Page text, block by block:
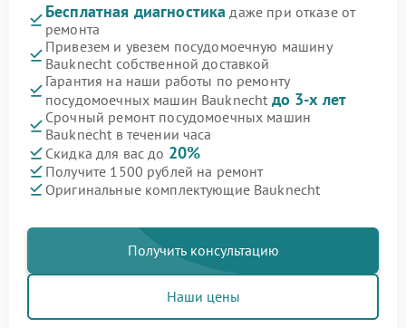
Бесплатная диагностика даже при отказе от
ремонта
Привезем и увезем посудомоечную машину
Bauknecht собственной доставкой
Гарантия на наши работы по ремонту
посудомоечных машин Bauknecht до 3-х лет
Срочный ремонт посудомоечных машин
Bauknecht в течении часа
Скидка для вас до 20%
Получите 1500 рублей на ремонт
Оригинальные комплектующие Bauknecht
Получить консультацию
Наши цены